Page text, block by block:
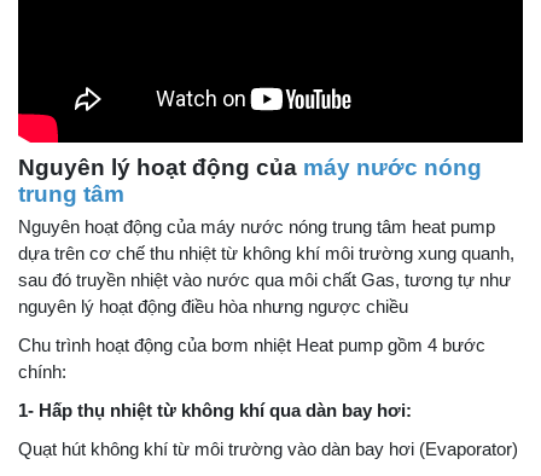
Nguyên lý hoạt động của máy nước nóng
trung tâm
Nguyên hoạt động của máy nước nóng trung tâm heat pump
dựa trên cơ chế thu nhiệt từ không khí môi trường xung quanh,
sau đó truyền nhiệt vào nước qua môi chất Gas, tương tự như
nguyên lý hoạt động điều hòa nhưng ngược chiều
Chu trình hoạt động của bơm nhiệt Heat pump gồm 4 bước
chính:
1- Hấp thụ nhiệt từ không khí qua dàn bay hơi:
Quạt hút không khí từ môi trường vào dàn bay hơi (Evaporator)